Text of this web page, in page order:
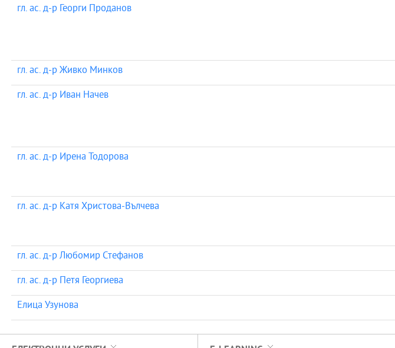
гл. ас. д-р Георги Проданов
гл. ас. д-р Живко Минков
гл. ас. д-р Иван Начев
гл. ас. д-р Ирена Тодорова
гл. ас. д-р Катя Христова-Вълчева
гл. ас. д-р Любомир Стефанов
гл. ас. д-р Петя Георгиева
Елица Узунова